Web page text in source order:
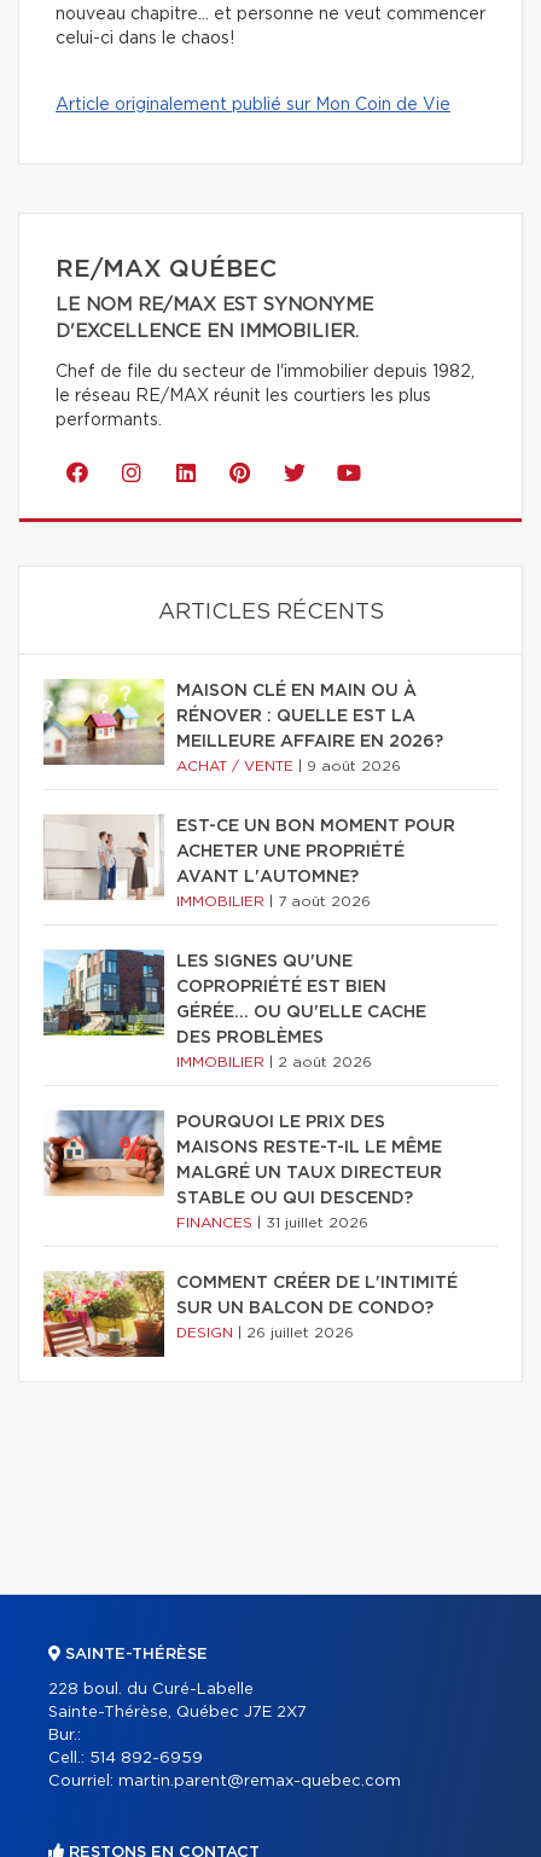
nouveau chapitre… et personne ne veut commencer
celui-ci dans le chaos!
Article originalement publié sur Mon Coin de Vie
RE/MAX QUÉBEC
LE NOM RE/MAX EST SYNONYME
D'EXCELLENCE EN IMMOBILIER.
Chef de file du secteur de l'immobilier depuis 1982,
le réseau RE/MAX réunit les courtiers les plus
performants.
ARTICLES RÉCENTS
MAISON CLÉ EN MAIN OU À
RÉNOVER : QUELLE EST LA
MEILLEURE AFFAIRE EN 2026?
ACHAT / VENTE 9 août 2026
EST-CE UN BON MOMENT POUR
ACHETER UNE PROPRIÉTÉ
AVANT L'AUTOMNE?
IMMOBILIER 7 août 2026
LES SIGNES QU'UNE
COPROPRIÉTÉ EST BIEN
GÉRÉE… OU QU'ELLE CACHE
DES PROBLÈMES
IMMOBILIER 2 août 2026
POURQUOI LE PRIX DES
MAISONS RESTE-T-IL LE MÊME
MALGRÉ UN TAUX DIRECTEUR
STABLE OU QUI DESCEND?
FINANCES 31 juillet 2026
COMMENT CRÉER DE L'INTIMITÉ
SUR UN BALCON DE CONDO?
DESIGN 26 juillet 2026
SAINTE-THÉRÈSE
228 boul. du Curé-Labelle
Sainte-Thérèse, Québec J7E 2X7
Bur.:
Cell.: 514 892-6959
Courriel: martin.parent@remax-quebec.com
RESTONS EN CONTACT